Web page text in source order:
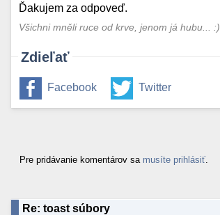
Ďakujem za odpoveď.
Všichni mněli ruce od krve, jenom já hubu... :)
Zdieľať
Facebook Twitter
Pre pridávanie komentárov sa musíte prihlásiť
Re: toast súbory